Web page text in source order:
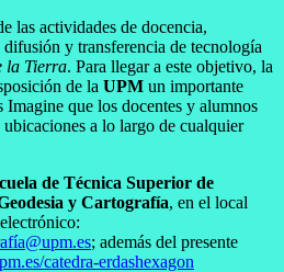
las actividades de docencia,
y transferencia de tecnología
la Tierra. Para llegar a este objetivo, la
de la UPM un importante
Imagine que los docentes y alumnos
a lo largo de cualquier
de Técnica Superior de
y Cartografía, en el local
; además del presente
catedra-erdashexagon